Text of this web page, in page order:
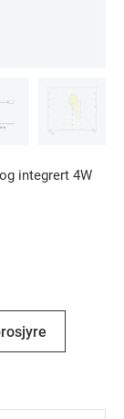
integrert 4W